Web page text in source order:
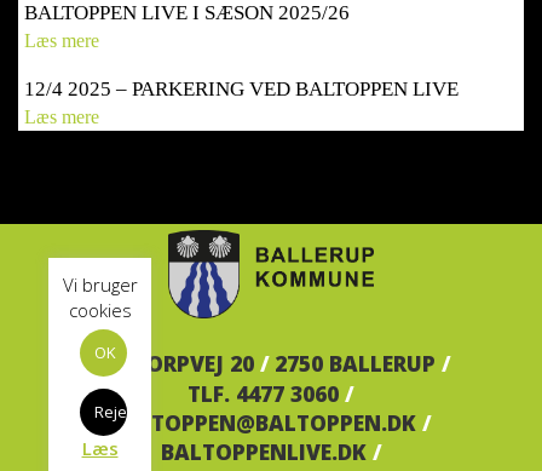
BALTOPPEN LIVE I SÆSON 2025/26
Læs mere
12/4 2025 – PARKERING VED BALTOPPEN LIVE
Læs mere
Vi bruger
cookies
OK
Reject
Læs
BALTORPVEJ 20 / 2750 BALLERUP /
TLF. 4477 3060 /
BALTOPPEN@BALTOPPEN.DK /
BALTOPPENLIVE.DK /